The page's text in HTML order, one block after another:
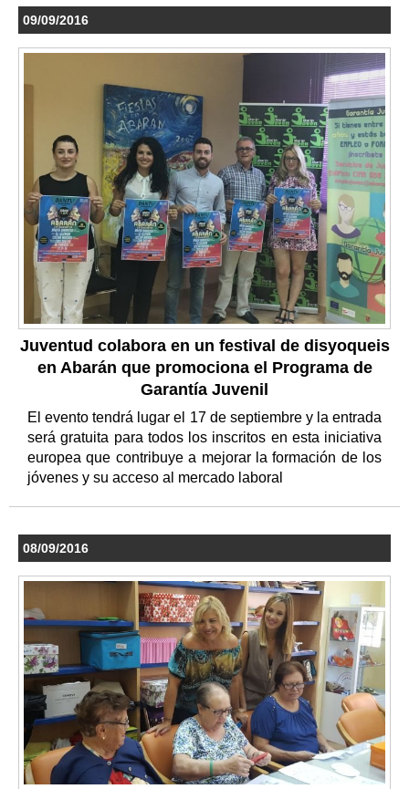
09/09/2016
Juventud colabora en un festival de disyoqueis
en Abarán que promociona el Programa de
Garantía Juvenil
El evento tendrá lugar el 17 de septiembre y la entrada
será gratuita para todos los inscritos en esta iniciativa
europea que contribuye a mejorar la formación de los
jóvenes y su acceso al mercado laboral
08/09/2016